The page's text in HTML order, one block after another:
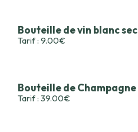
Bouteille de vin blanc sec
Tarif : 9.00€
Bouteille de Champagne
Tarif : 39.00€